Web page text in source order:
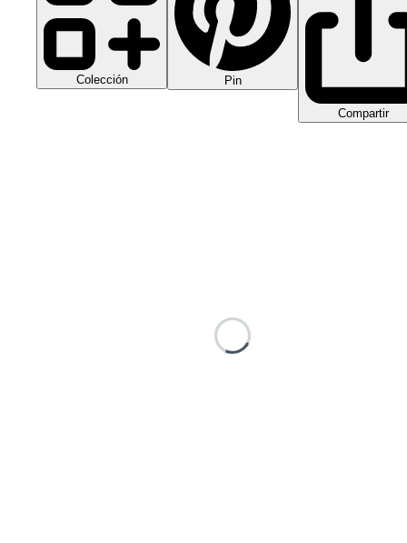
Colección Pin
Compartir